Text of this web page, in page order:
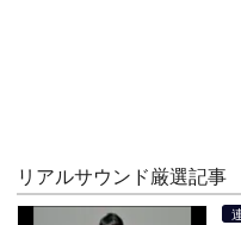
リアルサウンド厳選記事